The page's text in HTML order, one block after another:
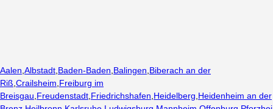
Aalen,Albstadt,Baden-Baden,Balingen,Biberach an der
Riß,Crailsheim,Freiburg im
Breisgau,Freudenstadt,Friedrichshafen,Heidelberg,Heidenheim an der